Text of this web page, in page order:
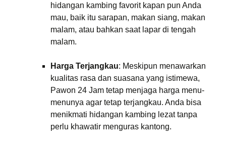
hidangan kambing favorit kapan pun Anda
mau, baik itu sarapan, makan siang, makan
malam, atau bahkan saat lapar di tengah
malam.
Harga Terjangkau: Meskipun menawarkan
kualitas rasa dan suasana yang istimewa,
Pawon 24 Jam tetap menjaga harga menu-
menunya agar tetap terjangkau. Anda bisa
menikmati hidangan kambing lezat tanpa
perlu khawatir menguras kantong.